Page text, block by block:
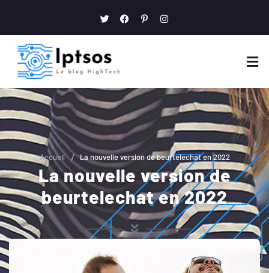
Accueil / La nouvelle version de beurtelechat en 2022
La nouvelle version de
beurtelechat en 2022